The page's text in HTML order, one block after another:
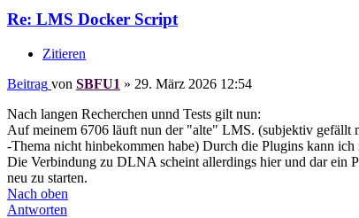
Re: LMS Docker Script
Zitieren
Beitrag von SBFU1 » 29. März 2026 12:54
Nach langen Recherchen unnd Tests gilt nun:
Auf meinem 6706 läuft nun der "alte" LMS. (subjektiv gefällt
-Thema nicht hinbekommen habe) Durch die Plugins kann
Die Verbindung zu DLNA scheint allerdings hier und dar
neu zu starten.
Nach oben
Antworten